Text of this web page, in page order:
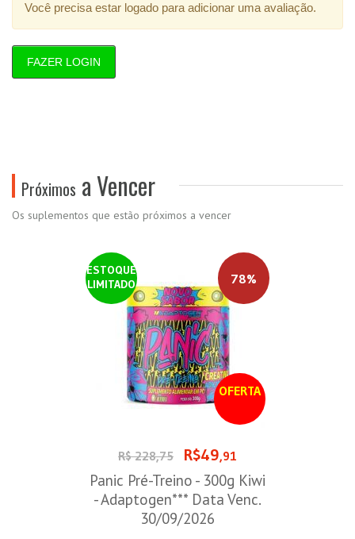
Você precisa estar logado para adicionar uma avaliação.
FAZER LOGIN
Próximos a Vencer
Os suplementos que estão próximos a vencer
ESTOQUE
LIMITADO
OFERTA
78%
R$ 228,75 R$49,91
Panic Pré-Treino - 300g Kiwi
- Adaptogen*** Data Venc.
30/09/2026